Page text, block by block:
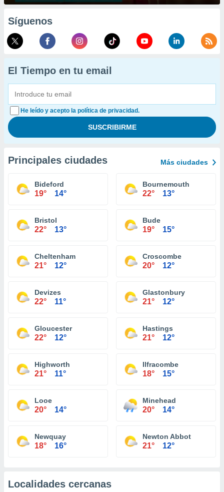
Síguenos
El Tiempo en tu email
He leído y acepto la política de privacidad.
Principales ciudades Más ciudades
Bideford
19° 14°
Bournemouth
22° 13°
Bristol
22° 13°
Bude
19° 15°
Cheltenham
21° 12°
Croscombe
20° 12°
Devizes
22° 11°
Glastonbury
21° 12°
Gloucester
22° 12°
Hastings
21° 12°
Highworth
21° 11°
Ilfracombe
18° 15°
Looe
20° 14°
Minehead
20° 14°
Newquay
18° 16°
Newton Abbot
21° 12°
Localidades cercanas